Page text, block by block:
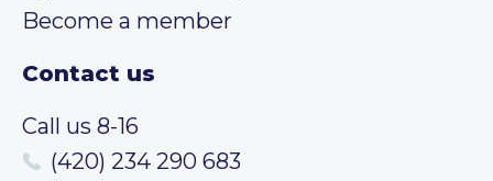
Become a member
Contact us
Call us 8-16
(420) 234 290 683